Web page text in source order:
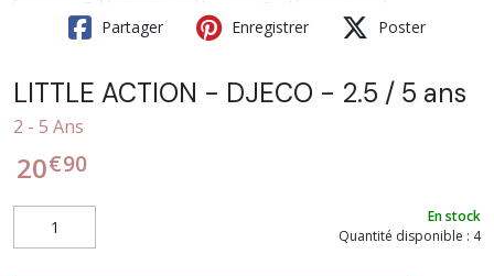
Partager Enregistrer Poster
LITTLE ACTION - DJECO - 2.5 / 5 ans
2 - 5 Ans
20€90
En stock
Quantité disponible : 4